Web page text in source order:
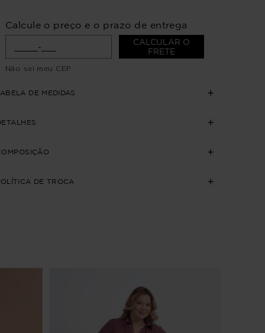
Calcule o preço e o prazo de entrega
CALCULAR O
FRETE
Não sei meu CEP
DE MEDIDAS
DE TROCA